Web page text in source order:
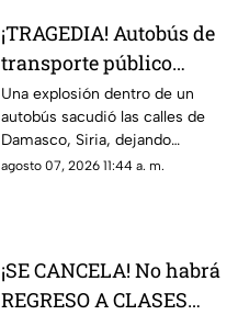
¡TRAGEDIA! Autobús de
transporte público
EXPLOTA y deja varios
muertos (+VIDEO)
Una explosión dentro de un
autobús sacudió las calles de
Damasco, Siria, dejando
víctimas y escenas de caos
agosto 07, 2026 11:44 a. m.
¡SE CANCELA! No habrá
REGRESO A CLASES